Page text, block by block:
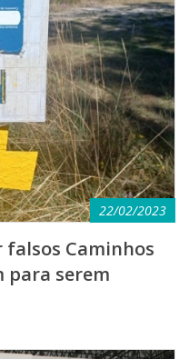
22/02/2023
Caminhos
para serem